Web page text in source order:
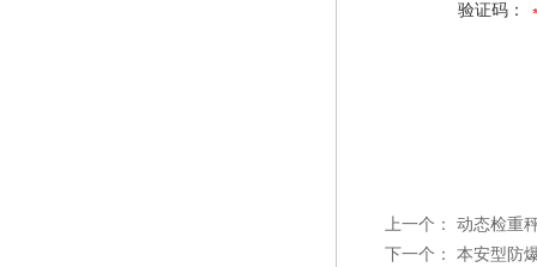
验证码：
上一个：
动态检重
下一个：
本安型防